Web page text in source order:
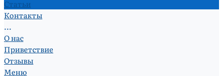
Статьи
Контакты
...
О нас
Приветствие
Отзывы
Меню